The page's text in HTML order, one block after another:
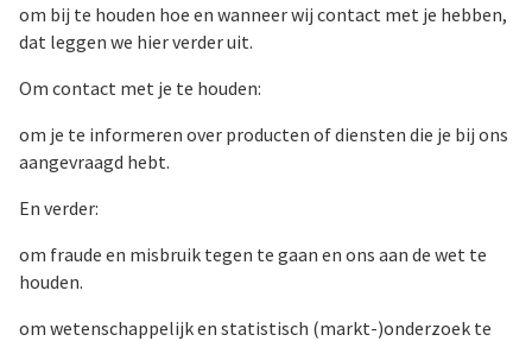
om bij te houden hoe en wanneer wij contact met je hebben,
dat leggen we hier verder uit.
Om contact met je te houden:
om je te informeren over producten of diensten die je bij ons
aangevraagd hebt.
En verder:
om fraude en misbruik tegen te gaan en ons aan de wet te
houden.
om wetenschappelijk en statistisch (markt-)onderzoek te